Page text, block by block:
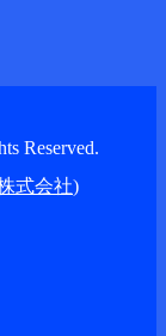
Reserved.
式会社)